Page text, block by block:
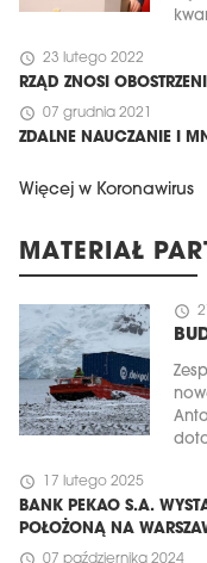
schedule 23 lutego 2022
RZĄD ZNOSI
schedule 07 grudnia 2021
ZDALNE NAUCZANIE I
Więcej w Koronawirus
MATERIAŁ
schedule
schedule 17 lutego 2025
BANK PEKAO S.A.
POŁOŻONĄ NA
schedule 07 października 2024